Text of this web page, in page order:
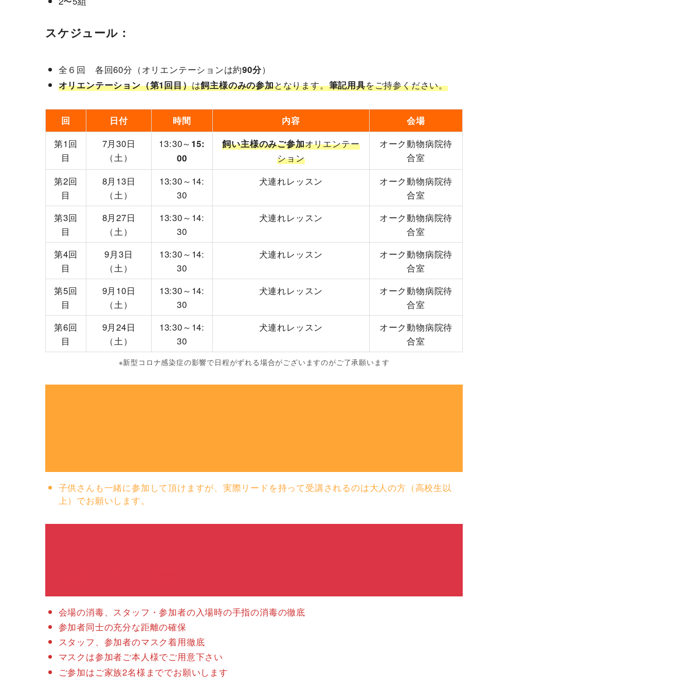
スケジュール：
全６回 各回60分（オリエンテーションは約90分）
オリエンテーション（第1回目）は飼主様のみの参加となります。筆記用具をご持参ください。
回 日付 時間 内容 会場
第1回
目
7月30日
（土）
13:30～ 15:
00
飼い主様のみご参加オリエンテー
ション
オーク動物病院待
合室
第2回
目
8月13日
（土）
13:30～14:
30
犬連れレッスン
オーク動物病院待
合室
第3回
目
8月27日
（土）
13:30～14:
30
犬連れレッスン
オーク動物病院待
合室
第4回
目
9月3日
（土）
13:30～14:
30
犬連れレッスン
オーク動物病院待
合室
第5回
目
9月10日
（土）
13:30～14:
30
犬連れレッスン
オーク動物病院待
合室
第6回
目
9月24日
（土）
13:30～14:
30
犬連れレッスン
オーク動物病院待
合室
※新型コロナ感染症の影響で日程がずれる場合がございますのがご了承願います
子供さんも一緒に参加して頂けますが、実際リードを持って受講されるのは大人の方（高校生以
上）でお願いします。
会場の消毒、スタッフ・参加者の入場時の手指の消毒の徹底
参加者同士の充分な距離の確保
スタッフ、参加者のマスク着用徹底
マスクは参加者ご本人様でご用意下さい
ご参加はご家族2名様まででお願いします